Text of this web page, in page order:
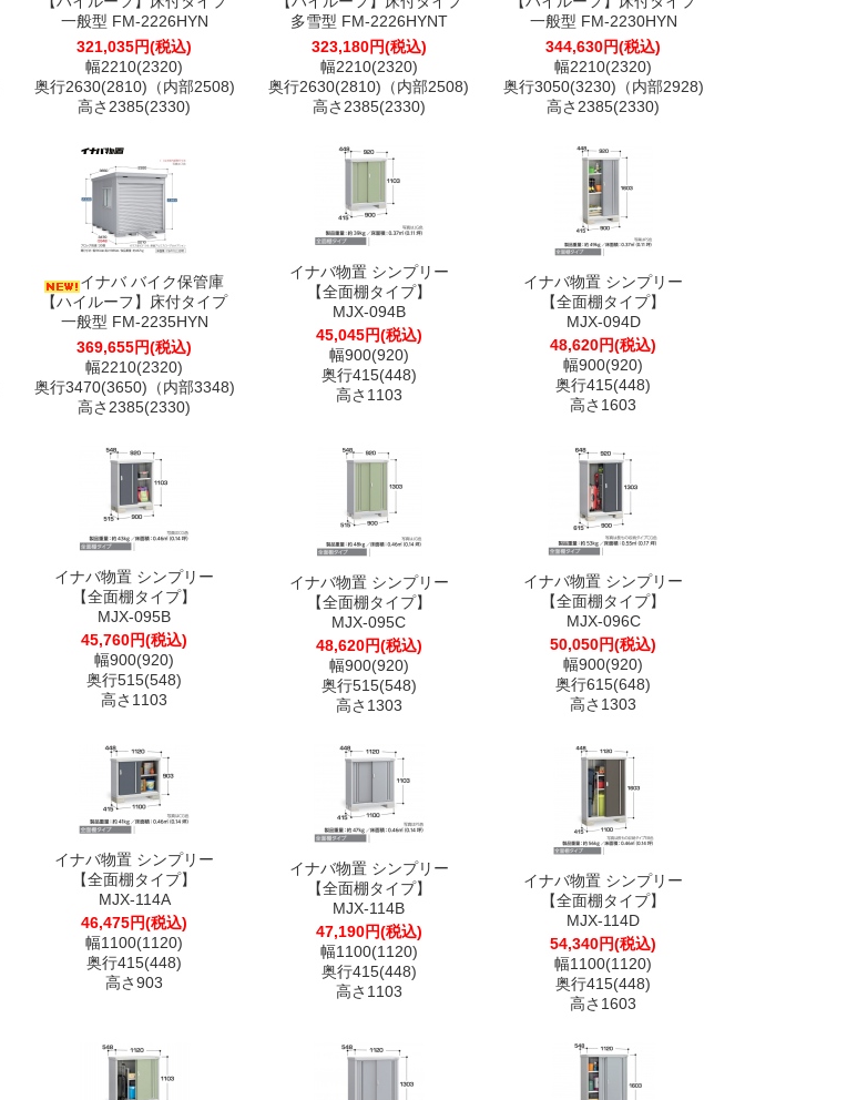
一般型 FM-2226HYN
321,035円(税込)
幅2210(2320)
奥行2630(2810)（内部2508)
高さ2385(2330)
多雪型 FM-2226HYNT
323,180円(税込)
幅2210(2320)
奥行2630(2810)（内部2508)
高さ2385(2330)
一般型 FM-2230HYN
344,630円(税込)
幅2210(2320)
奥行3050(3230)（内部2928)
高さ2385(2330)
イナバ バイク保管庫
【ハイルーフ】床付タイプ
一般型 FM-2235HYN
369,655円(税込)
幅2210(2320)
奥行3470(3650)（内部3348)
高さ2385(2330)
イナバ物置 シンプリー
【全面棚タイプ】
MJX-094B
45,045円(税込)
幅900(920)
奥行415(448)
高さ1103
イナバ物置 シンプリー
【全面棚タイプ】
MJX-094D
48,620円(税込)
幅900(920)
奥行415(448)
高さ1603
イナバ物置 シンプリー
【全面棚タイプ】
MJX-095B
45,760円(税込)
幅900(920)
奥行515(548)
高さ1103
イナバ物置 シンプリー
【全面棚タイプ】
MJX-095C
48,620円(税込)
幅900(920)
奥行515(548)
高さ1303
イナバ物置 シンプリー
【全面棚タイプ】
MJX-096C
50,050円(税込)
幅900(920)
奥行615(648)
高さ1303
イナバ物置 シンプリー
【全面棚タイプ】
MJX-114A
46,475円(税込)
幅1100(1120)
奥行415(448)
高さ903
イナバ物置 シンプリー
【全面棚タイプ】
MJX-114B
47,190円(税込)
幅1100(1120)
奥行415(448)
高さ1103
イナバ物置 シンプリー
【全面棚タイプ】
MJX-114D
54,340円(税込)
幅1100(1120)
奥行415(448)
高さ1603